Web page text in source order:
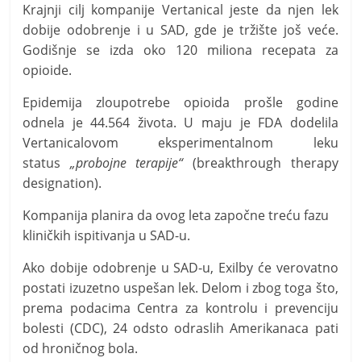
Krajnji cilj kompanije Vertanical jeste da njen lek
dobije odobrenje i u SAD, gde je tržište još veće.
Godišnje se izda oko 120 miliona recepata za
opioide.
Epidemija zloupotrebe opioida prošle godine
odnela je 44.564 života. U maju je FDA dodelila
Vertanicalovom eksperimentalnom leku
status „probojne terapije“(breakthrough therapy
designation).
Kompanija planira da ovog leta započne treću fazu
kliničkih ispitivanja u SAD-u.
Ako dobije odobrenje u SAD-u, Exilby će verovatno
postati izuzetno uspešan lek. Delom i zbog toga što,
prema podacima Centra za kontrolu i prevenciju
bolesti (CDC), 24 odsto odraslih Amerikanaca pati
od hroničnog bola.